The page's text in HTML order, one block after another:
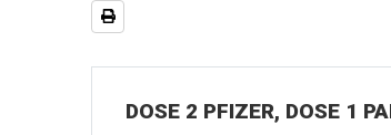
DOSE 2 PFIZER, DOSE 1